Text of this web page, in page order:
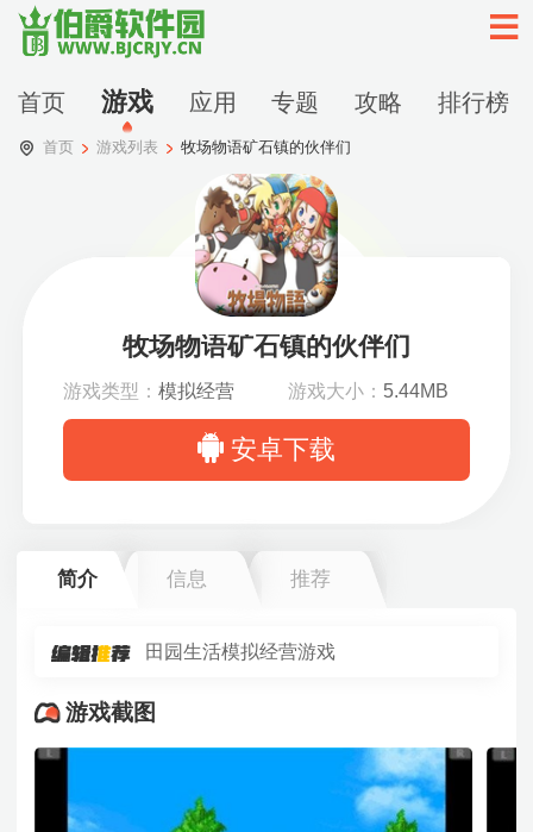
首页 游戏 应用 专题 攻略 排行榜
首页 游戏列表 牧场物语矿石镇的伙伴们
牧场物语矿石镇的伙伴们
游戏类型： 模拟经营 游戏大小： 5.44MB
安卓下载
简介 信息 推荐
田园生活模拟经营游戏
游戏截图